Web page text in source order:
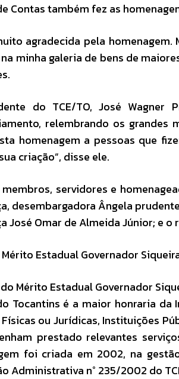
Contas também fez as
agradecida pela
minha galeria de bens de
do TCE/TO, José
relembrando os grandes
homenagem a pessoas que
criação”, disse ele.
servidores e
desembargadora Ângela
José Omar de Almeida Júnior; e
Estadual Governador
do Mérito Estadual Governador
Tocantins é a maior honraria
ou Jurídicas, Instituições
prestado relevantes
foi criada em 2002, na
Administrativa n° 235/2002 do